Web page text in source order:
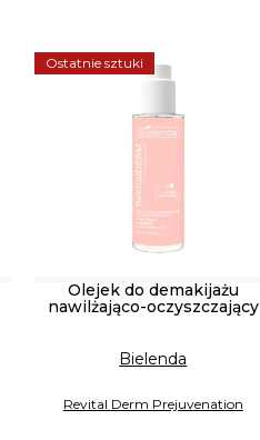
Ostatnie sztuki
Olejek do demakijażu
nawilżająco-oczyszczający
Bielenda
Revital Derm Prejuvenation